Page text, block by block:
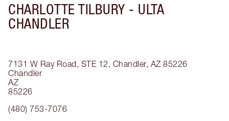
CHARLOTTE TILBURY - ULTA
CHANDLER
7131 W Ray Road, STE 12, Chandler, AZ 85226
Chandler
AZ
85226
(480) 753-7076